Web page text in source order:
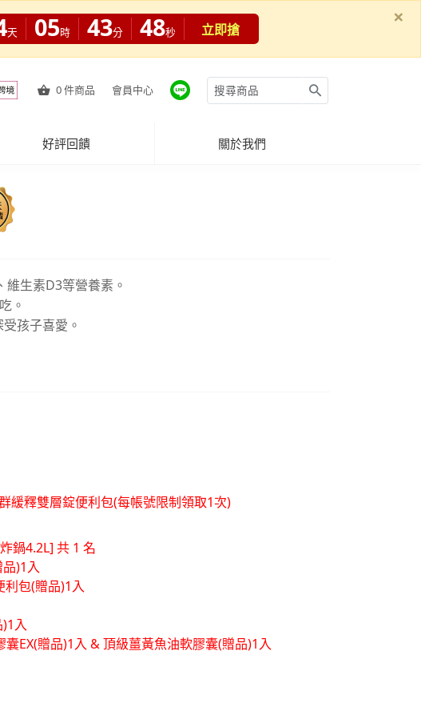
0件商品 會員中心
好評回饋 關於我們
生素D3等營養素。
。
孩子喜愛。
緩釋雙層錠便利包(每帳號限制領取1次)
鍋4.2L] 共 1 名
品)1入
利包(贈品)1入
)1入
EX(贈品)1入 & 頂級薑黃魚油軟膠囊(贈品)1入
天 05時 43分 47秒 立即搶
×